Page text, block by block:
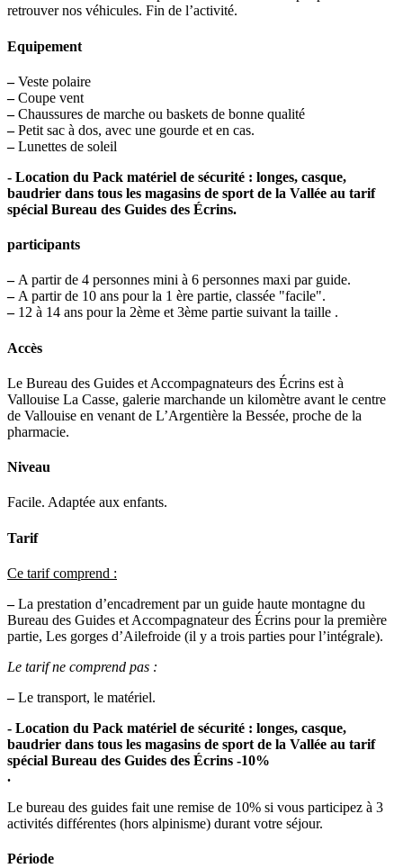
retrouver nos véhicules. Fin de l’activité.
Equipement
–Veste polaire
–Coupe vent
–Chaussures de marche ou baskets de bonne qualité
–Petit sac à dos, avec une gourde et en cas.
–Lunettes de soleil
- Location du Pack matériel de sécurité : longes, casque,
baudrier dans tous les magasins de sport de la Vallée au tarif
spécial Bureau des Guides des Écrins.
participants
–A partir de 4 personnes mini à 6 personnes maxi par guide.
–A partir de 10 ans pour la 1 ère partie, classée "facile".
–12 à 14 ans pour la 2ème et 3ème partie suivant la taille .
Accès
Le Bureau des Guides et Accompagnateurs des Écrins est à
Vallouise La Casse, galerie marchande un kilomètre avant le centre
de Vallouise en venant de L’Argentière la Bessée, proche de la
pharmacie.
Niveau
Facile. Adaptée aux enfants.
Tarif
Ce tarif comprend :
–La prestation d’encadrement par un guide haute montagne du
Bureau des Guides et Accompagnateur des Écrins pour la première
partie, Les gorges d’Ailefroide (il y a trois parties pour l’intégrale).
Le tarif ne comprend pas :
–Le transport, le matériel.
- Location du Pack matériel de sécurité : longes, casque,
baudrier dans tous les magasins de sport de la Vallée au tarif
spécial Bureau des Guides des Écrins -10%
.
Le bureau des guides fait une remise de 10% si vous participez à 3
activités différentes (hors alpinisme) durant votre séjour.
Période